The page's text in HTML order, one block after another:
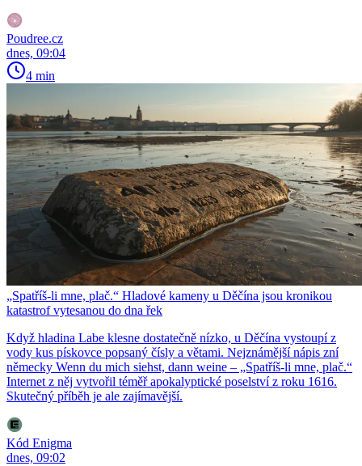
Poudree.cz
dnes, 09:04
4 min
„Spatříš-li mne, plač.“ Hladové kameny u Děčína jsou kronikou
katastrof vytesanou do dna řek
Když hladina Labe klesne dostatečně nízko, u Děčína vystoupí z
vody kus pískovce popsaný čísly a větami. Nejznámější nápis zní
německy Wenn du mich siehst, dann weine – „Spatříš-li mne, plač.“
Internet z něj vytvořil téměř apokalyptické poselství z roku 1616.
Skutečný příběh je ale zajímavější.
Kód Enigma
dnes, 09:02